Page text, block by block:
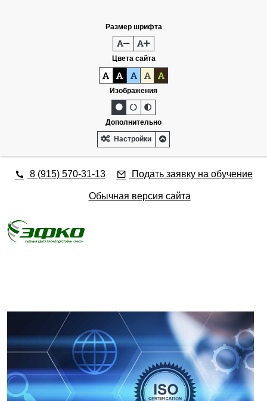
Размер шрифта
Цвета сайта
Изображения
Дополнительно
Настройки
8 (915) 570-31-13 Подать заявку на обучение
Обычная версия сайта